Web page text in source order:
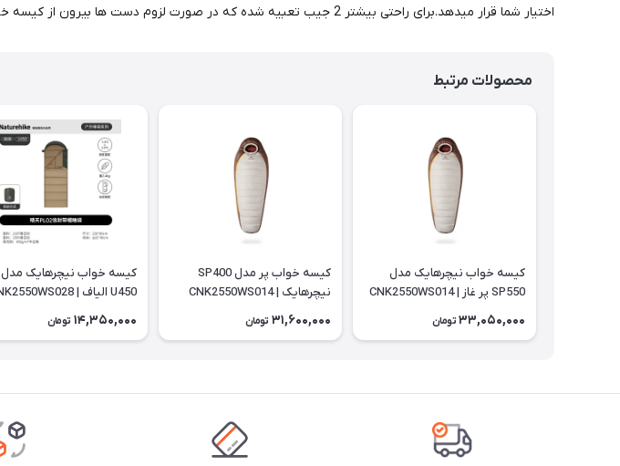
اختیار شما قرار میدهد.برای راحتی بیشتر 2 جیب تعبیه شده که در صورت لزوم دست ها بیرون از کیسه خواب قرار گیرند.(مثلا برای استفاده از تلفن همراه).همچنین قابل شستشو در ماشین لباسشویی می باشد.
محصولات مرتبط
کیسه خواب نیچرهایک مدل
SP550 پر غاز | CNK2550WS014
33,050,000 تومان
کیسه خواب پر مدل SP400
نیچرهایک | CNK2550WS014
31,600,000 تومان
کیسه خواب نیچرهایک مدل
U450 الیاف | CNK2550WS028
14,350,000 تومان